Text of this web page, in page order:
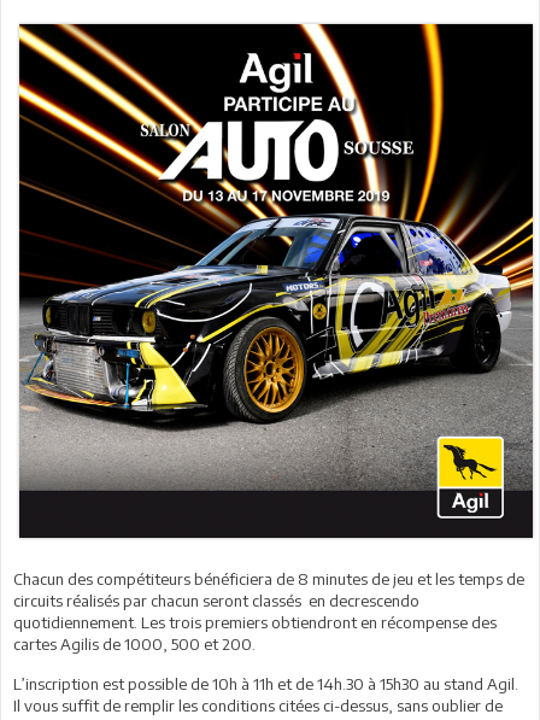
Chacun des compétiteurs bénéficiera de 8 minutes de jeu et les temps de
circuits réalisés par chacun seront classés en decrescendo
quotidiennement. Les trois premiers obtiendront en récompense des
cartes Agilis de 1000, 500 et 200.
L’inscription est possible de 10h à 11h et de 14h.30 à 15h30 au stand Agil.
Il vous suffit de remplir les conditions citées ci-dessus, sans oublier de